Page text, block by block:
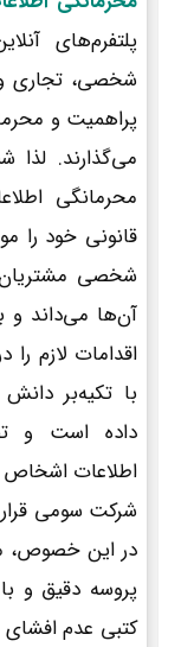
پلتفرم‌های
شخصی، تجاری و
پراهمیت و
می‌گذارند.
محرمانگی
قانونی خود را
شخصی مشتریان
آن‌ها می‌داند و
اقدامات لازم
با تکیه‌بر
داده است و
اطلاعات اشخاص
شرکت سومی قرار
در این خصوص،
پروسه دقیق و
کتبی عدم افشای